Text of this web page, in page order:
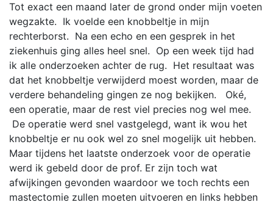
Tot exact een maand later de grond onder mijn voeten
wegzakte. Ik voelde een knobbeltje in mijn
rechterborst. Na een echo en een gesprek in het
ziekenhuis ging alles heel snel. Op een week tijd had
ik alle onderzoeken achter de rug. Het resultaat was
dat het knobbeltje verwijderd moest worden, maar de
verdere behandeling gingen ze nog bekijken. Oké,
een operatie, maar de rest viel precies nog wel mee.
De operatie werd snel vastgelegd, want ik wou het
knobbeltje er nu ook wel zo snel mogelijk uit hebben.
Maar tijdens het laatste onderzoek voor de operatie
werd ik gebeld door de prof. Er zijn toch wat
afwijkingen gevonden waardoor we toch rechts een
mastectomie zullen moeten uitvoeren en links hebben